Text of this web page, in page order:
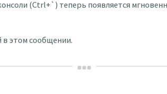
(Ctrl+`) теперь появляется
в этом сообщении.